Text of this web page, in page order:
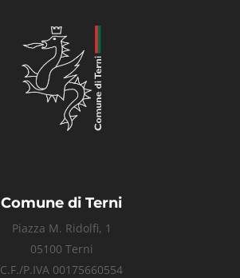
Comune di Terni
Piazza M. Ridolfi, 1
05100 Terni
C.F./P.IVA 00175660554